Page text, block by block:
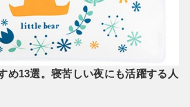
め13選。寝苦しい夜にも活躍する人